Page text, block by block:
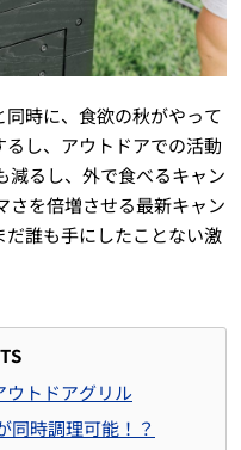
時に、食欲の秋がやって
し、アウトドアでの活動
減るし、外で食べるキャン
さを倍増させる最新キャン
誰も手にしたことない激
トドアグリル
同時調理可能！？